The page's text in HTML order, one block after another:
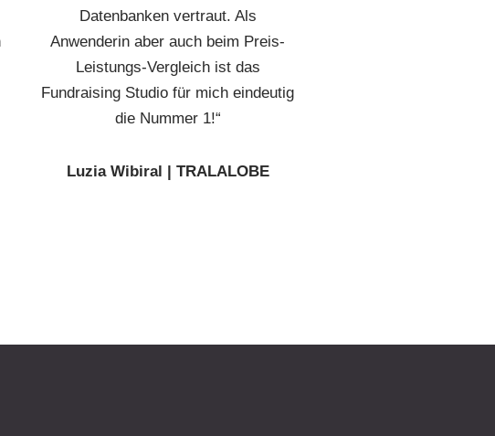
Datenbanken vertraut. Als
Anwenderin aber auch beim Preis-
Leistungs-Vergleich ist das
Fundraising Studio für mich eindeutig
die Nummer 1!“
Luzia Wibiral | TRALALOBE